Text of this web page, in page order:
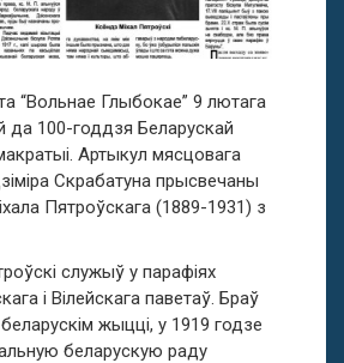
“Вольнае Глыбокае” 9 лютага
да 100-годдзя Беларускай
Артыкул мясцовага
Скрабатуна прысвечаны
Пятроўскага (1889-1931) з
служыў у парафіях
і Вілейскага паветаў. Браў
жыцці, у 1919 годзе
беларускую раду